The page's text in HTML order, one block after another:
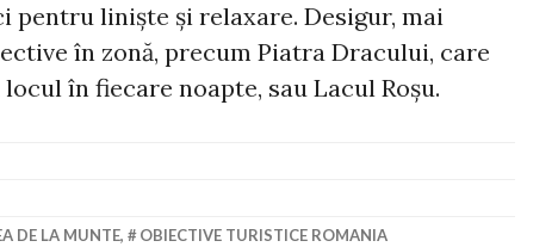
pentru liniște și relaxare. Desigur, mai
în zonă, precum Piatra Dracului, care
în fiecare noapte, sau Lacul Roșu.
DE LA MUNTE, OBIECTIVE TURISTICE ROMANIA